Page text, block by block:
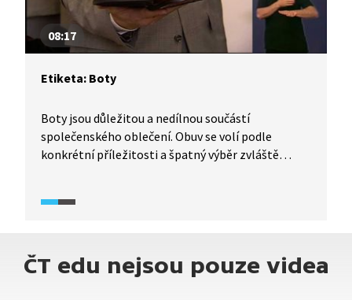
08:17
Etiketa: Boty
Boty jsou důležitou a nedílnou součástí
společenského oblečení. Obuv se volí podle
konkrétní příležitosti a špatný výběr zvláště
dříve nepřijatelné, dnes už možné je. Přesto
zouváním na návštěvě.
ČT edu nejsou pouze videa